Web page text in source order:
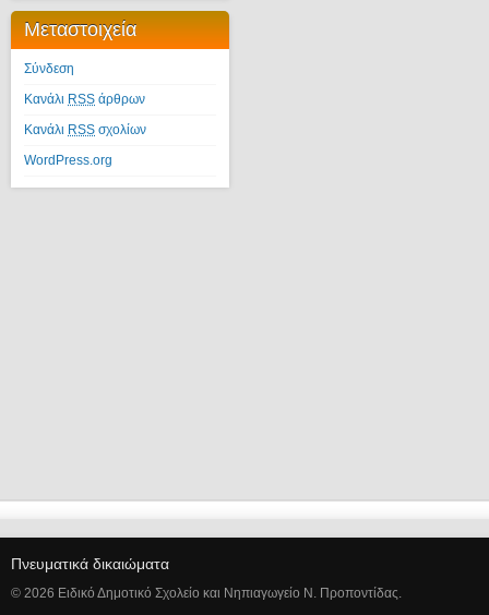
Μεταστοιχεία
Σύνδεση
Κανάλι RSS άρθρων
Κανάλι RSS σχολίων
WordPress.org
Πνευματικά δικαιώματα
© 2026 Ειδικό Δημοτικό Σχολείο και Νηπιαγωγείο Ν. Προποντίδας.